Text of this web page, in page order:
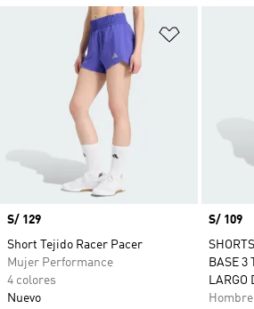
Añadir a
Precio
S/ 129
Short Tejido Racer Pacer
Mujer Performance
4 colores
Nuevo
Precio
S/ 109
BASE 3
LARGO